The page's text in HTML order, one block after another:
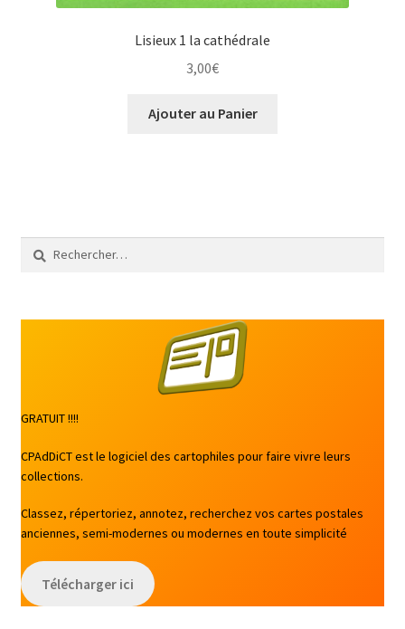
Lisieux 1 la cathédrale
3,00€
Ajouter au Panier
Rechercher :
GRATUIT !!!!
CPAdDiCT est le logiciel des cartophiles pour faire vivre leurs
collections.
Classez, répertoriez, annotez, recherchez vos cartes postales
anciennes, semi-modernes ou modernes en toute simplicité
Télécharger ici